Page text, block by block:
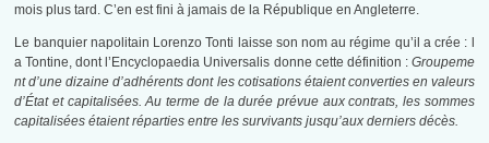
mois plus tard. C’en est fini à jamais de la République en Angleterre.
Le banquier napolitain Lorenzo Tonti laisse son nom au régime qu’il a crée : l
a Tontine, dont l’Encyclopaedia Universalis donne cette définition : Groupeme
nt d’une dizaine d’adhérents dont les cotisations étaient converties en valeurs
d’État et capitalisées. Au terme de la durée prévue aux contrats, les sommes
capitalisées étaient réparties entre les survivants jusqu’aux derniers décès.